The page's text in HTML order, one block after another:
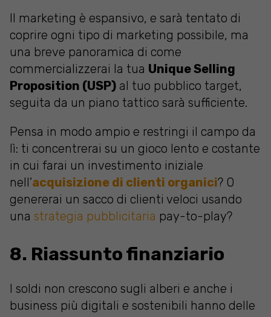
Il marketing è espansivo, e sarà tentato di
coprire ogni tipo di marketing possibile, ma
una breve panoramica di come
commercializzerai la tua Unique Selling
Proposition (USP) al tuo pubblico target,
seguita da un piano tattico sarà sufficiente.
Pensa in modo ampio e restringi il campo da
lì: ti concentrerai su un gioco lento e costante
in cui farai un investimento iniziale
nell'acquisizione di clienti organici? O
genererai un sacco di clienti veloci usando
una strategia pubblicitaria pay-to-play?
8. Riassunto finanziario
I soldi non crescono sugli alberi e anche i
business più digitali e sostenibili hanno delle